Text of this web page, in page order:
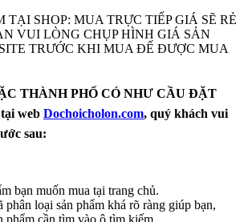
TẠI SHOP: MUA TRỰC TIẾP GIÁ SẼ RẺ
VUI LÒNG CHỤP HÌNH GIÁ SẢN
TRƯỚC KHI MUA ĐẾ ĐƯỢC MUA
THÀNH PHỐ CÓ NHƯ CẦU ĐẶT
web Dochoicholon.com, quý khách vui
sau:
bạn muốn mua tại trang chủ.
loại sản phẩm khá rõ ràng giúp bạn,
phẩm cần tìm vào ô tìm kiếm.